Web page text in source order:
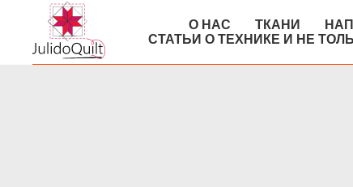
О НАС ТКАНИ
СТАТЬИ О ТЕХНИКЕ И НЕ